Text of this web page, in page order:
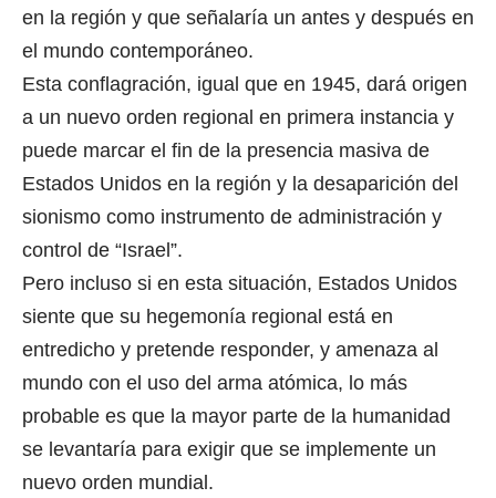
en la región y que señalaría un antes y después en
el mundo contemporáneo.
Esta conflagración, igual que en 1945, dará origen
a un nuevo orden regional en primera instancia y
puede marcar el fin de la presencia masiva de
Estados Unidos en la región y la desaparición del
sionismo como instrumento de administración y
control de “Israel”.
Pero incluso si en esta situación, Estados Unidos
siente que su hegemonía regional está en
entredicho y pretende responder, y amenaza al
mundo con el uso del arma atómica, lo más
probable es que la mayor parte de la humanidad
se levantaría para exigir que se implemente un
nuevo orden mundial.